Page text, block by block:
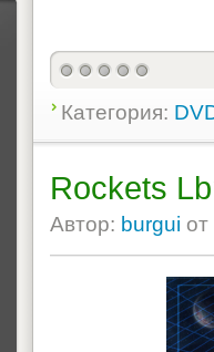
Категория:
Rockets
Автор: burgui от